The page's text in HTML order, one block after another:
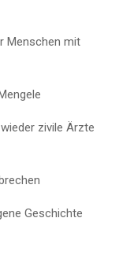
Menschen mit
zivile Ärzte
Geschichte